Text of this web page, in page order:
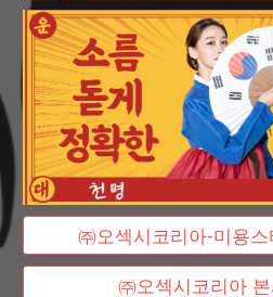
㈜오섹시코리아-미용
㈜오섹시코리아